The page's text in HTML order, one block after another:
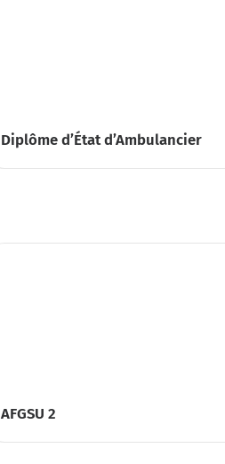
Diplôme d’État d’Ambulancier
AFGSU 2